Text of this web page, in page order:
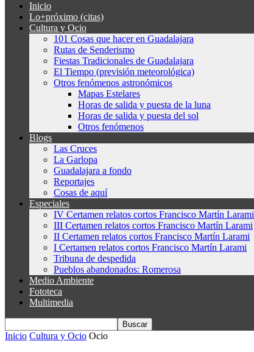
Inicio
Lo+próximo (citas)
Cultura y Ocio
101 Cosas que hacer en Guadalajara
Rutas de Senderismo
Fiestas Tradicionales de Guadalajara
El Tiempo (previsión meteorológica)
Otros fenómenos astronómicos
Mapas Estelares
Horas de salida y puesta de la luna
Horas de salida y puesta del sol
Otros fenómenos
Blogs
Las Cruces
La Garlopa
Guadalajara a fondo
Reportajes
Cosas de aquí
Especiales
IV Certamen relatos cortos Francisco Martín Larami
III Certamen relatos cortos Francisco Martín Larami
II Certamen relatos cortos Francisco Martín Larami
I Certamen relatos cortos Francisco Martín Larami
Tribuna de despedida
Pueblos abandonados: Romerosa
Medio Ambiente
Fototeca
Multimedia
Inicio Cultura y Ocio Ocio